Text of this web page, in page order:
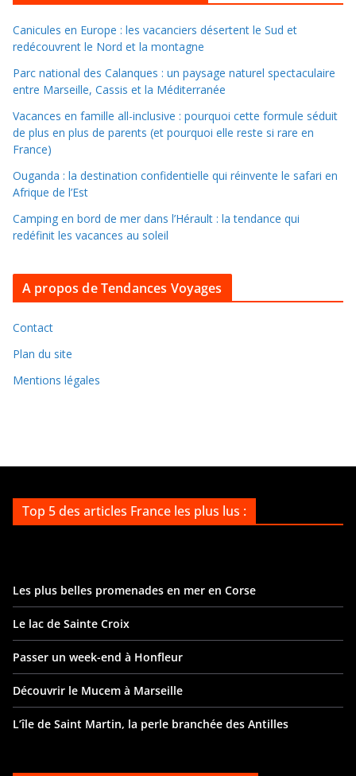
l
l
e
r
d
n
s
e
a
i
v
e
Canicules en Europe : les vacanciers désertent le Sud et
redécouvrent le Nord et la montagne
Parc national des Calanques : un paysage naturel spectaculaire
entre Marseille, Cassis et la Méditerranée
Vacances en famille all-inclusive : pourquoi cette formule séduit
de plus en plus de parents (et pourquoi elle reste si rare en
France)
Ouganda : la destination confidentielle qui réinvente le safari en
Afrique de l’Est
Camping en bord de mer dans l’Hérault : la tendance qui
redéfinit les vacances au soleil
A propos de Tendances Voyages
Contact
Plan du site
Mentions légales
Top 5 des articles France les plus lus :
Les plus belles promenades en mer en Corse
Le lac de Sainte Croix
Passer un week-end à Honfleur
Découvrir le Mucem à Marseille
L’île de Saint Martin, la perle branchée des Antilles